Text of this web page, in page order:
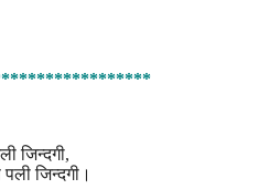
जिन्दगी,
जिन्दगी।